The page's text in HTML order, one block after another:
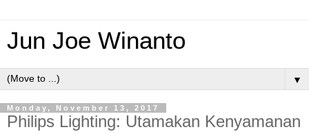
Jun Joe Winanto
▼
Monday, November 13, 2017
Philips Lighting: Utamakan Kenyamanan